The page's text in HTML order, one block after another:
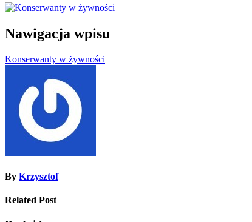
Nawigacja wpisu
Konserwanty w żywności
By Krzysztof
Related Post